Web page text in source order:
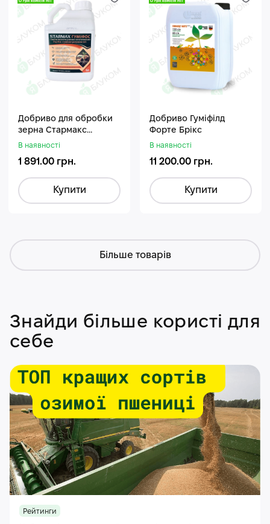
Добриво для обробки
зерна Стармакс
Гуміфос
В наявності
1 891.00 грн.
Купити
Добриво Гуміфілд
Форте Брікс
В наявності
11 200.00 грн.
Купити
Більше товарів
Знайди більше користі для
себе
Рейтинги